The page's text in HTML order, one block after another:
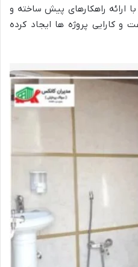
ارائه راهکارهای پیش ساخته و
کارایی پروژه ها ایجاد کرده